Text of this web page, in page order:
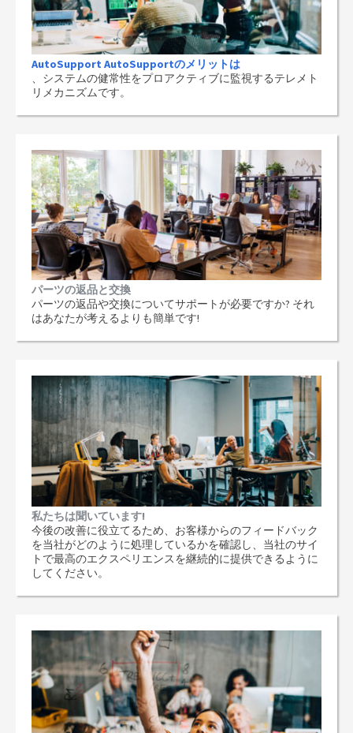
AutoSupport AutoSupportのメリットは
、システムの健常性をプロアクティブに監視するテレメト
リメカニズムです。
パーツの返品と交換
パーツの返品や交換についてサポートが必要ですか? それ
はあなたが考えるよりも簡単です!
私たちは聞いています!
今後の改善に役立てるため、お客様からのフィードバック
を当社がどのように処理しているかを確認し、当社のサイ
トで最高のエクスペリエンスを継続的に提供できるように
してください。